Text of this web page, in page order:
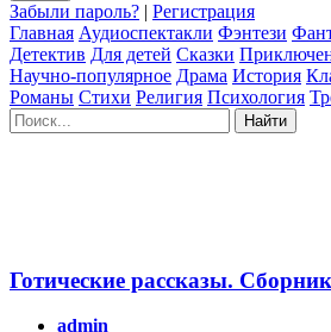
Забыли пароль? | Регистрация
Главная Аудиоспектакли Фэнтези
Детектив Для детей Сказки
Научно-популярное Драма История
Романы Стихи Религия Психология
Найти
Готические рассказы.
admin